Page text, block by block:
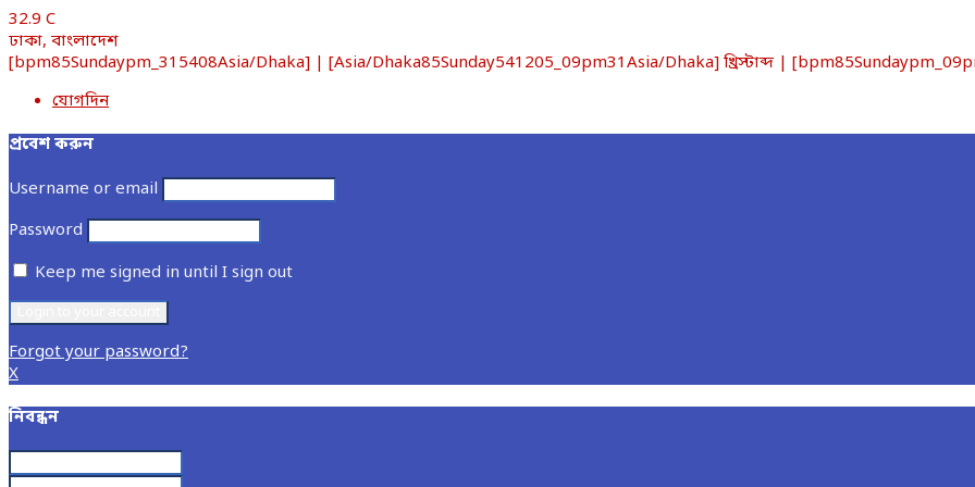
32.9 C
ঢাকা, বাংলাদেশ
[bpm85Sundaypm_315408Asia/Dhaka] | [Asia/Dhaka85Sunday541205_09pm31Asia/Dhaka] খ্রিস্টাব্দ |
যোগদিন
প্রবেশ করুন
Username or email
Password
Keep me signed in until I sign out
Forgot your password?
X
নিবন্ধন